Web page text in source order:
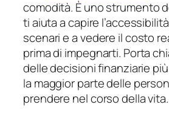
comodità. È uno strumento
ti aiuta a capire
scenari e a vedere il costo
prima di impegnarti. Porta
delle decisioni finanziarie
la maggior parte delle
prendere nel corso della vita.